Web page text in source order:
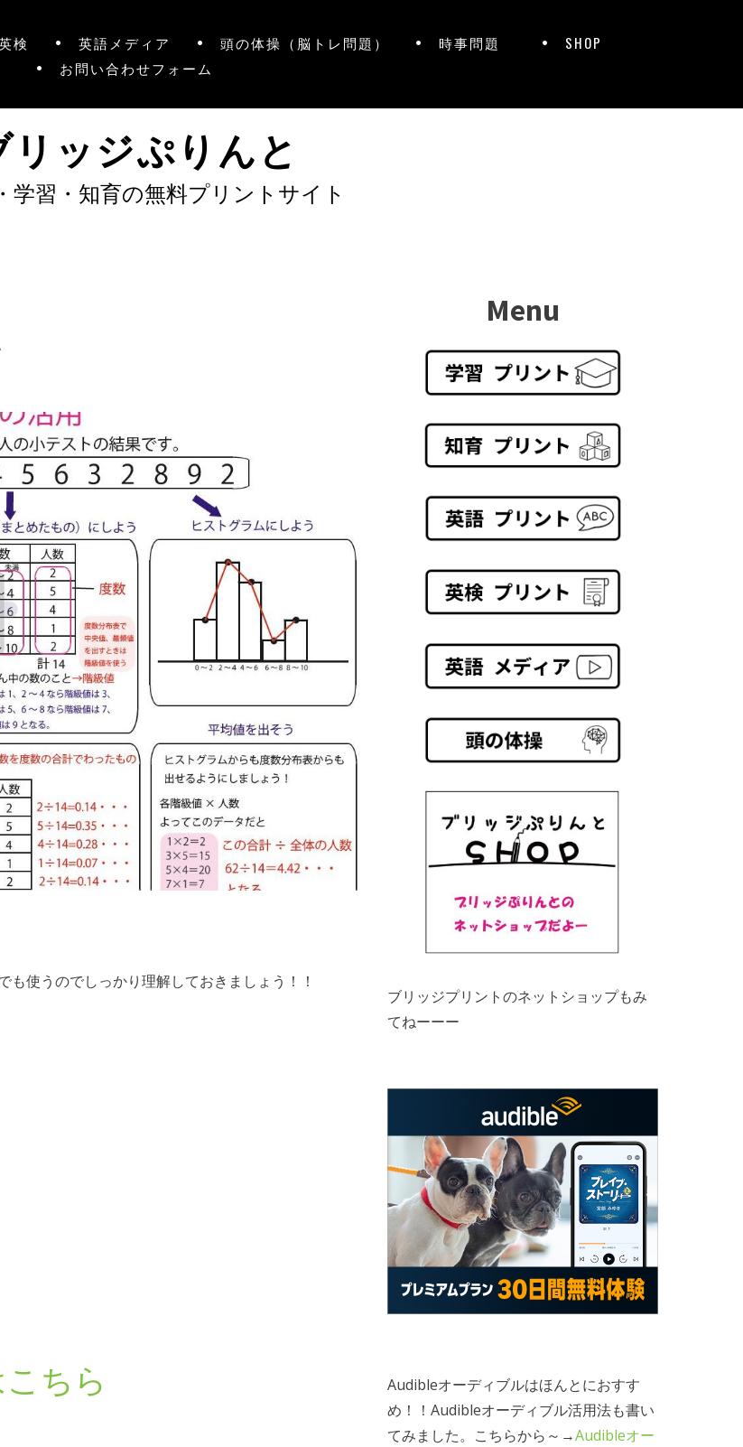
検 英語メディア 頭の体操（脳トレ問題） 時事問題
SHOP
お問い合わせフォーム
リッジぷりんと
学習・知育の無料プリントサイト
使うのでしっかり理解しておきましょう！！
ちら
Menu
ブリッジプリントのネットショップもみ
てねーーー
Audibleオーディブルはほんとにおすす
め！！Audibleオーディブル活用法も書い
てみました。こちらから～→Audibleオー